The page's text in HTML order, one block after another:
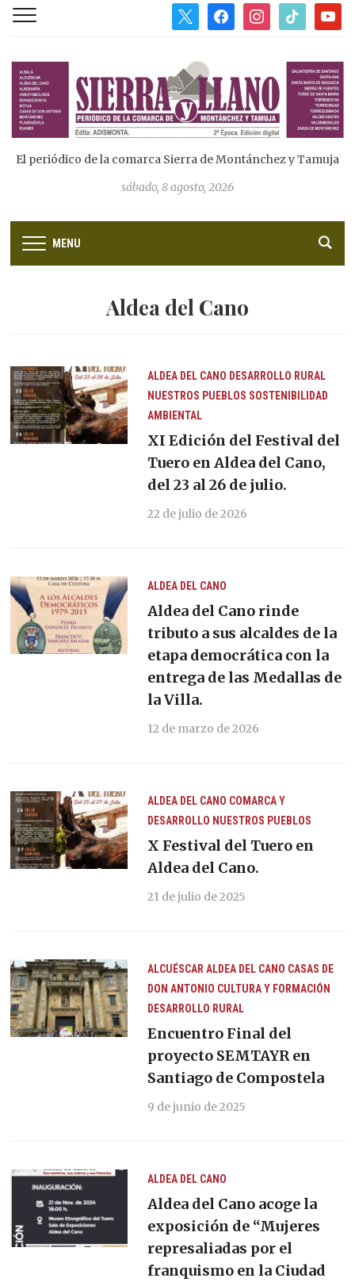
facebookinstagram
tiktok
El periódico de la comarca Sierra de Montánchez y Tamuja
sábado, 8 agosto, 2026
MENU
Aldea del Cano
ALDEA DEL CANO DESARROLLO RURAL
NUESTROS PUEBLOS SOSTENIBILIDAD
AMBIENTAL
XI Edición del Festival del
Tuero en Aldea del Cano,
del 23 al 26 de julio.
22 de julio de 2026
ALDEA DEL CANO
Aldea del Cano rinde
tributo a sus alcaldes de la
etapa democrática con la
entrega de las Medallas de
la Villa.
12 de marzo de 2026
ALDEA DEL CANO COMARCA Y
DESARROLLO NUESTROS PUEBLOS
X Festival del Tuero en
Aldea del Cano.
21 de julio de 2025
ALCUÉSCAR ALDEA DEL CANO CASAS DE
DON ANTONIO CULTURA Y FORMACIÓN
DESARROLLO RURAL
Encuentro Final del
proyecto SEMTAYR en
Santiago de Compostela
9 de junio de 2025
ALDEA DEL CANO
Aldea del Cano acoge la
exposición de “Mujeres
represaliadas por el
franquismo en la Ciudad